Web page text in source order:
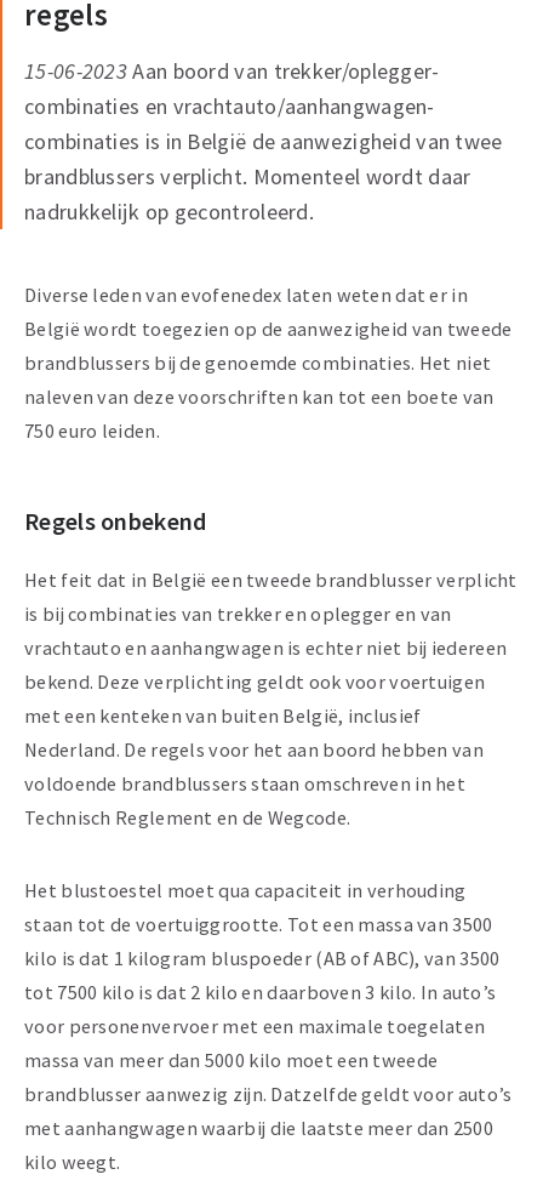
regels
15-06-2023Aan boord van trekker/oplegger-
combinaties en vrachtauto/aanhangwagen-
combinaties is in België de aanwezigheid van twee
brandblussers verplicht. Momenteel wordt daar
nadrukkelijk op gecontroleerd.
Diverse leden van evofenedex laten weten dat er in
België wordt toegezien op de aanwezigheid van tweede
brandblussers bij de genoemde combinaties. Het niet
naleven van deze voorschriften kan tot een boete van
750 euro leiden.
Regels onbekend
Het feit dat in België een tweede brandblusser verplicht
is bij combinaties van trekker en oplegger en van
vrachtauto en aanhangwagen is echter niet bij iedereen
bekend. Deze verplichting geldt ook voor voertuigen
met een kenteken van buiten België, inclusief
Nederland. De regels voor het aan boord hebben van
voldoende brandblussers staan omschreven in het
Technisch Reglement en de Wegcode.
Het blustoestel moet qua capaciteit in verhouding
staan tot de voertuiggrootte. Tot een massa van 3500
kilo is dat 1 kilogram bluspoeder (AB of ABC), van 3500
tot 7500 kilo is dat 2 kilo en daarboven 3 kilo. In auto’s
voor personenvervoer met een maximale toegelaten
massa van meer dan 5000 kilo moet een tweede
brandblusser aanwezig zijn. Datzelfde geldt voor auto’s
met aanhangwagen waarbij die laatste meer dan 2500
kilo weegt.